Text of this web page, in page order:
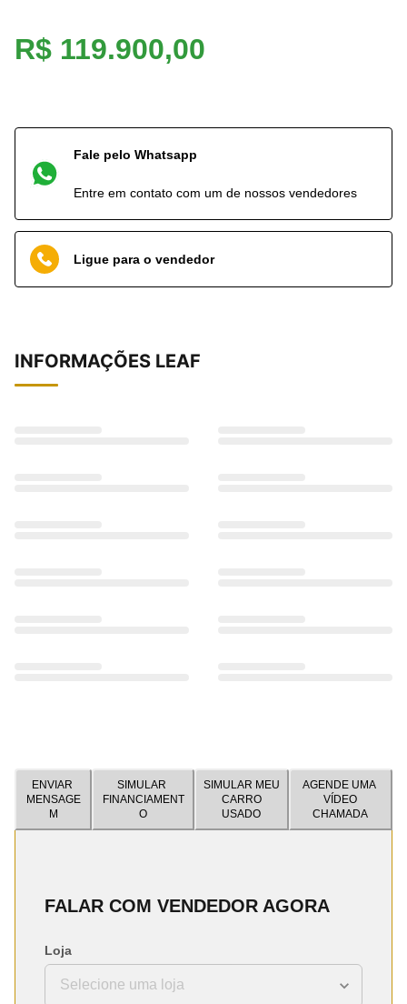
R$ 119.900,00
Fale pelo Whatsapp
Entre em contato com um de nossos vendedores
Ligue para o vendedor
INFORMAÇÕES LEAF
ENVIAR
MENSAGE
M
SIMULAR
FINANCIAMENT
O
SIMULAR MEU
CARRO
USADO
AGENDE UMA
VÍDEO
CHAMADA
FALAR COM VENDEDOR AGORA
Loja